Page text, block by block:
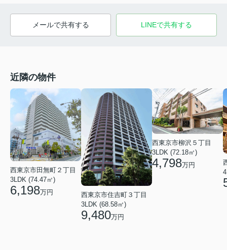
メールで共有する LINEで共有する
近隣の物件
西東京市田無町２丁目
3LDK (74.47㎡)
6,198万円
西東京市住吉町３丁目
3LDK (68.58㎡)
9,480万円
西東京市柳沢５丁目
3LDK (72.18㎡)
4,798万円